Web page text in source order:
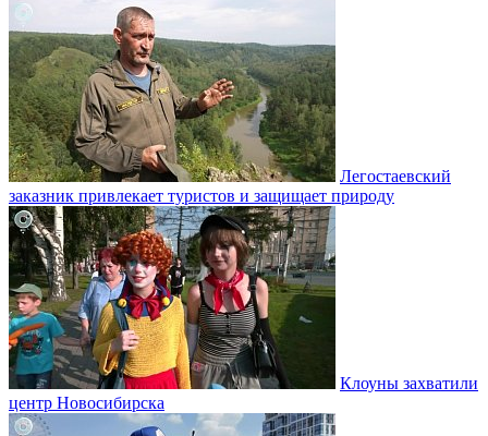
Легостаевский
заказник привлекает туристов и защищает природу
Клоуны захватили
центр Новосибирска